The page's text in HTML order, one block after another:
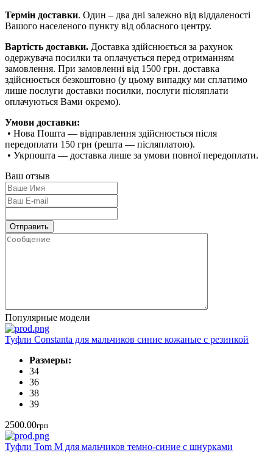
Термін доставки. Один – два дні залежно від віддаленості
Вашого населеного пункту від обласного центру.
Вартість доставки. Доставка здійснюється за рахунок
одержувача посилки та оплачується перед отриманням
замовлення. При замовленні від 1500 грн. доставка
здійснюється безкоштовно (у цьому випадку ми сплатимо
лише послуги доставки посилки, послуги післяплати
оплачуються Вами окремо).
Умови доставки:
• Нова Пошта — відправлення здійснюється після
передоплати 150 грн (решта — післяплатою).
• Укрпошта — доставка лише за умови повної передоплати.
Ваш отзыв
Популярные модели
Туфли Constanta для мальчиков синие кожаные с резинкой
Размеры:
34
36
38
39
2500.00грн
Туфли Tom M для мальчиков темно-синие с шнурками